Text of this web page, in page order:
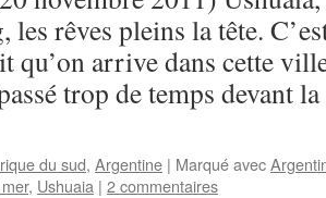
les rêves pleins la tête.
qu’on arrive dans cette
trop de temps devant
du sud, Argentine | Marqué avec
, Ushuaia | 2 commentaires